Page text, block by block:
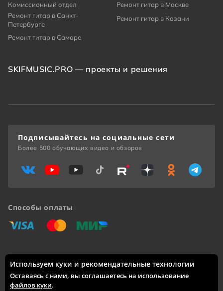
Комиссионный отдел
Ремонт гитар в Москве
Ремонт гитар в Санкт-
Петербурге
Ремонт гитар в Казани
Ремонт гитар в Самаре
SKIFMUSIC.PRO — проекты и решения
Доставка по России: Москва, Санкт-Петербург, Новосибирск,
Екатеринбург, Казань, Нижний Новгород, Челябинск,
Красноярск, Самара, Уфа, Ростов-на-Дону, Омск, Краснодар,
Воронеж, Волгоград, Пермь и другие города.
Способы оплаты
«Виза» «Мастеркард»
«Мир»
Подписывайтесь на социальные сети
Более 500 обучающих видео и обзоров
Используем куки и рекомендательные технологии
Оставаясь с нами, вы соглашаетесь на использование
файлов куки.